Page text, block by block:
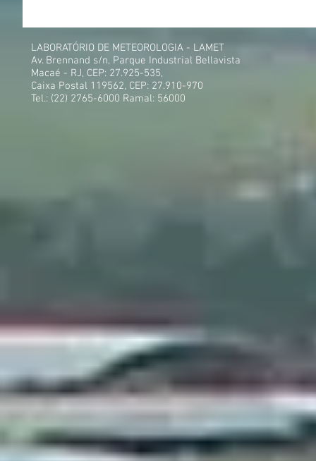
LABORATÓRIO DE METEOROLOGIA - LAMET
Av. Brennand s/n, Parque Industrial Bellavista
Macaé - RJ, CEP: 27.925-535,
Caixa Postal 119562, CEP: 27.910-970
Tel.: (22) 2765-6000 Ramal: 56000